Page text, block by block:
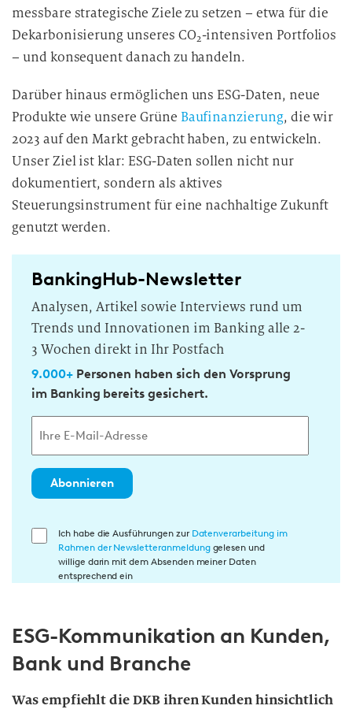
messbare strategische Ziele zu setzen – etwa für die
Dekarbonisierung unseres CO2-intensiven Portfolios
– und konsequent danach zu handeln.
Darüber hinaus ermöglichen uns ESG-Daten, neue
Produkte wie unsere Grüne Baufinanzierung, die wir
2023 auf den Markt gebracht haben, zu entwickeln.
Unser Ziel ist klar: ESG-Daten sollen nicht nur
dokumentiert, sondern als aktives
Steuerungsinstrument für eine nachhaltige Zukunft
genutzt werden.
BankingHub-Newsletter
Analysen, Artikel sowie Interviews rund um
Trends und Innovationen im Banking alle 2-
3 Wochen direkt in Ihr Postfach
9.000+Personen haben sich den Vorsprung
im Banking bereits gesichert.
Abonnieren
E
l
i
Ich habe die Ausführungen zur Datenverarbeitung im
Rahmen der Newsletteranmeldunggelesen und
willige darin mit dem Absenden meiner Daten
entsprechend ein
ESG-Kommunikation an Kunden,
Bank und Branche
Was empfiehlt die DKB ihren Kunden hinsichtlich